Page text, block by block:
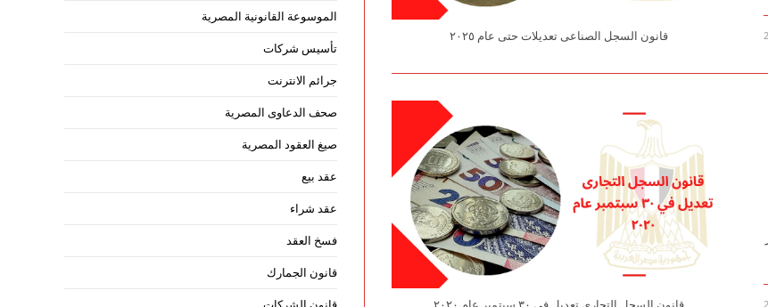
قانون السجل الصناعى تعديلات حتى عام ٢٠٢٥
الموسوعة القانونية المصرية
تأسيس شركات
جرائم الانترنت
صحف الدعاوى المصرية
صيغ العقود المصرية
عقد بيع
عقد شراء
فسخ العقد
قانون الجمارك